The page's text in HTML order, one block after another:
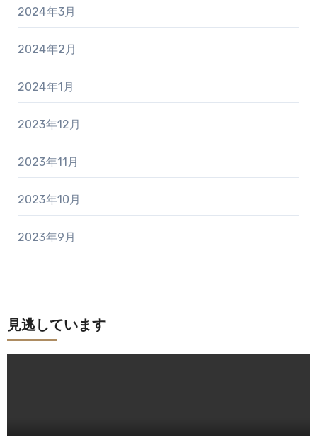
2024年3月
2024年2月
2024年1月
2023年12月
2023年11月
2023年10月
2023年9月
見逃しています